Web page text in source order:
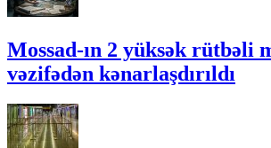
Mossad-ın 2 yüksək rütbəli
vəzifədən kənarlaşdırıldı